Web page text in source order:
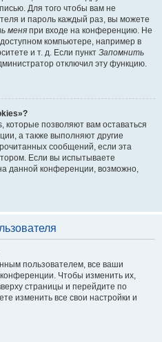
Для того чтобы вам не
и пароль каждый раз, вы можете
меня при входе на конференцию. Не
компьютере, например в
и т. д. Если пункт Запомнить
отключил эту функцию.
позволяют вам оставаться
а также выполняют другие
сообщений, если эта
Если вы испытываете
данной конференции, возможно,
пользователем, все ваши
Чтобы изменить их,
страницы и перейдите по
изменить все свои настройки и